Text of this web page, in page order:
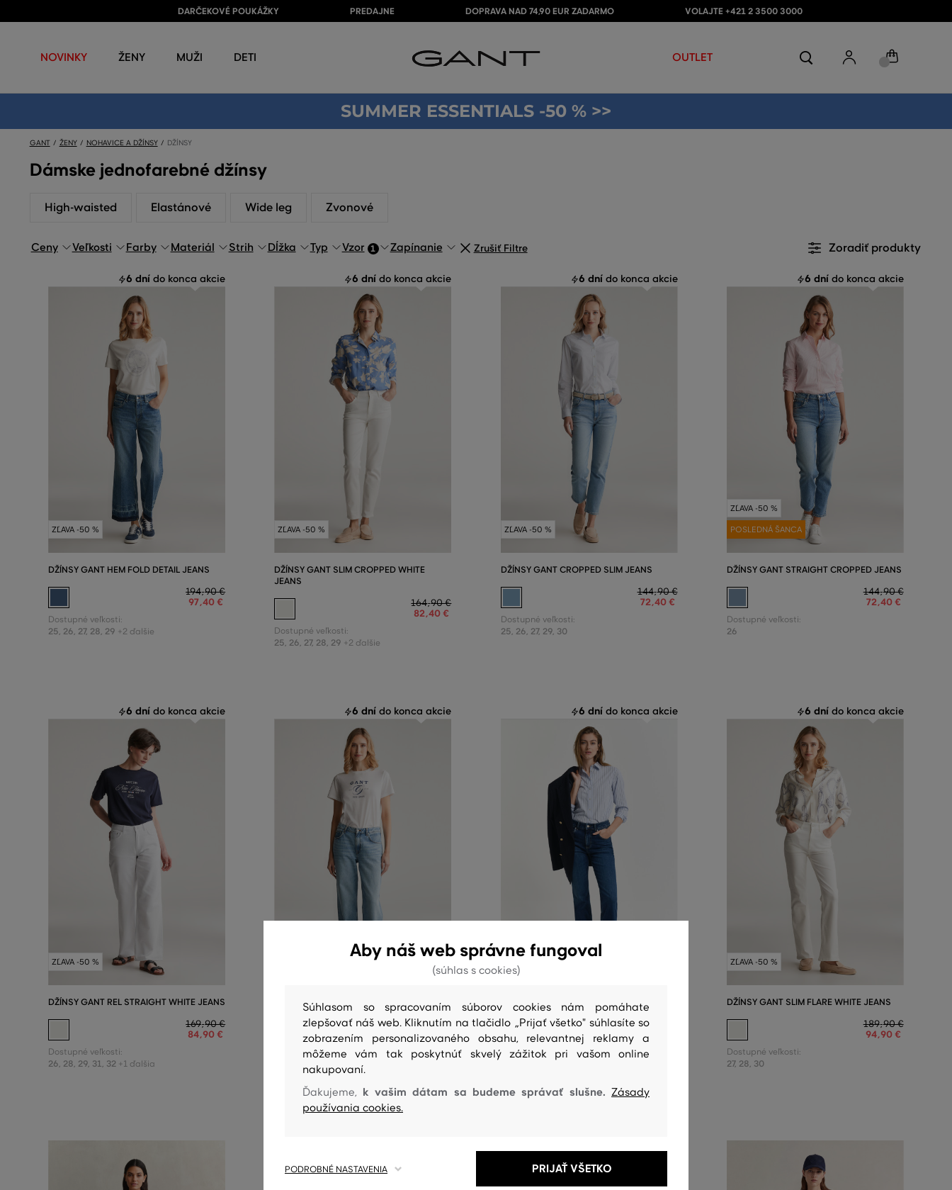
DARČEKOVÉ POUKÁŽKY PREDAJNE DOPRAVA NAD 74,90 EUR ZADARMO VOLAJTE +421 2 3500 3000
NOVINKY ŽENY MUŽI DETI OUTLET
SUMMER ESSENTIALS -50 % >>
GANT ŽENY NOHAVICE A DŽÍNSY DŽÍNSY
Dámske jednofarebné džínsy
High-waisted Elastánové Wide leg Zvonové
Ceny Veľkosti Farby Materiál Strih Dĺžka Typ Vzor 1 Zapínanie Zrušiť Filtre Zoradiť produkty
6 dní do konca akcie
ZĽAVA -50 %
DŽÍNSY GANT HEM FOLD DETAIL JEANS
194,90 €
97,40 €
Dostupné veľkosti:
25, 26, 27, 28, 29 +2 ďalšie
6 dní do konca akcie
ZĽAVA -50 %
DŽÍNSY GANT SLIM CROPPED WHITE
JEANS
164,90 €
82,40 €
Dostupné veľkosti:
25, 26, 27, 28, 29 +2 ďalšie
6 dnído konca akcie
ZĽAVA -50 %
DŽÍNSY GANT CROPPED SLIM JEANS
144,90 €
72,40 €
Dostupné veľkosti:
25, 26, 27, 29, 30
6 dnído konca akcie
ZĽAVA -50 %
POSLEDNÁ ŠANCA
DŽÍNSY GANT STRAIGHT CROPPED JEANS
144,90 €
72,40 €
Dostupné veľkosti:
26
6 dní do konca akcie
ZĽAVA -50 %
DŽÍNSY GANT REL STRAIGHT WHITE JEANS
169,90 €
84,90 €
Dostupné veľkosti:
26, 28, 29, 31, 32 +1 ďalšia
6 dní do konca akcie
DŽÍNSY GANT REL STRAIGHT JEANS
194,90 €
97,40 €
Dostupné veľkosti:
6 dnído konca akcie
DŽÍNSY GANT SLIM FLARE JEANS
169
84
Dostupné veľkosti:
6 dnído konca akcie
ZĽAVA -50 %
DŽÍNSY GANT SLIM FLARE WHITE JEANS
189,90 €
94,90 €
Dostupné veľkosti:
27, 28, 30
Aby náš web správne fungoval
(súhlas s cookies)
Súhlasom so spracovaním súborov cookies nám pomáhate
zlepšovať náš web. Kliknutím na tlačidlo „Prijať všetko" súhlasíte so
zobrazením personalizovaného obsahu, relevantnej reklamy a
môžeme vám tak poskytnúť skvelý zážitok pri vašom online
nakupovaní.
Ďakujeme, k vašim dátam sa budeme správať slušne. Zásady
používania cookies.
PODROBNÉ NASTAVENIA PRIJAŤ VŠETKO